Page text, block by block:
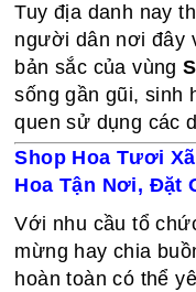
Tuy địa danh nay
người dân nơi đây
bản sắc của vùng
sống gần gũi, sinh
quen sử dụng các
Shop Hoa Tươi
Hoa Tận Nơi, Đặt
Với nhu cầu tổ
mừng hay chia
hoàn toàn có thể